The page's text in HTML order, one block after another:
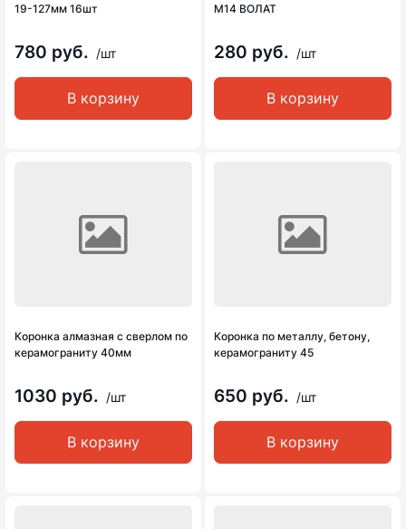
19-127мм 16шт
780 руб. /шт
В корзину
М14 ВОЛАТ
280 руб. /шт
В корзину
Коронка алмазная с сверлом по
керамограниту 40мм
1030 руб. /шт
В корзину
Коронка по металлу, бетону,
керамограниту 45
650 руб. /шт
В корзину